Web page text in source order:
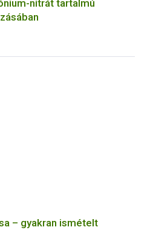
nitrát tartalmú
– gyakran ismételt